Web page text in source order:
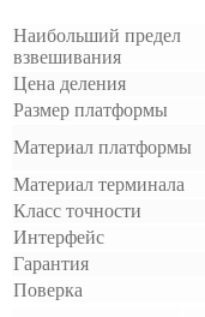
Наибольший предел
взвешивания
Цена деления
Размер платформы
Материал платформы
Материал терминала
Класс точности
Интерфейс
Гарантия
Поверка